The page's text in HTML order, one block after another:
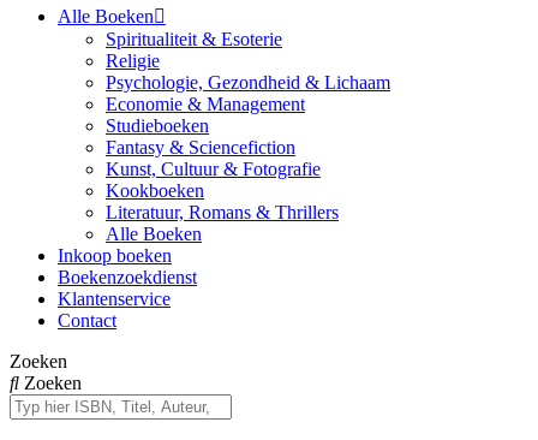
Alle Boeken
Spiritualiteit & Esoterie
Religie
Psychologie, Gezondheid & Lichaam
Economie & Management
Studieboeken
Fantasy & Sciencefiction
Kunst, Cultuur & Fotografie
Kookboeken
Literatuur, Romans & Thrillers
Alle Boeken
Inkoop boeken
Boekenzoekdienst
Klantenservice
Contact
Zoeken
Zoeken